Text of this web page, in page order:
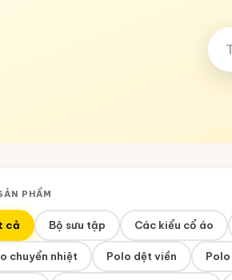
PHẨM
cả Bộ sưu tập Các kiểu cổ áo
chuyển nhiệt Polo dệt viền